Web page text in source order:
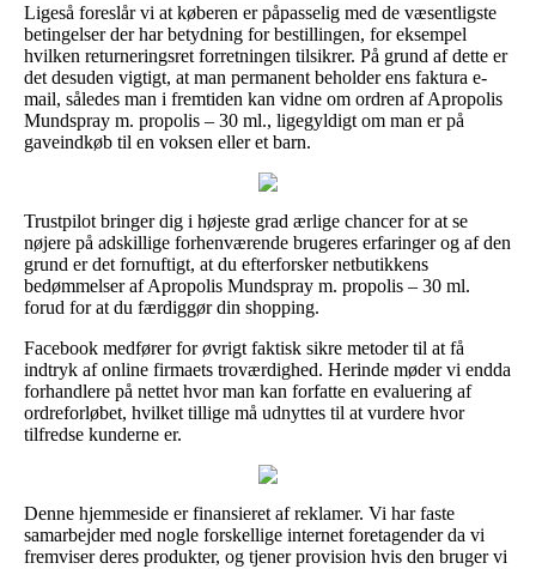
Ligeså foreslår vi at køberen er påpasselig med de væsentligste
betingelser der har betydning for bestillingen, for eksempel
hvilken returneringsret forretningen tilsikrer. På grund af dette er
det desuden vigtigt, at man permanent beholder ens faktura e-
mail, således man i fremtiden kan vidne om ordren af Apropolis
Mundspray m. propolis – 30 ml., ligegyldigt om man er på
gaveindkøb til en voksen eller et barn.
Trustpilot bringer dig i højeste grad ærlige chancer for at se
nøjere på adskillige forhenværende brugeres erfaringer og af den
grund er det fornuftigt, at du efterforsker netbutikkens
bedømmelser af Apropolis Mundspray m. propolis – 30 ml.
forud for at du færdiggør din shopping.
Facebook medfører for øvrigt faktisk sikre metoder til at få
indtryk af online firmaets troværdighed. Herinde møder vi endda
forhandlere på nettet hvor man kan forfatte en evaluering af
ordreforløbet, hvilket tillige må udnyttes til at vurdere hvor
tilfredse kunderne er.
Denne hjemmeside er finansieret af reklamer. Vi har faste
samarbejder med nogle forskellige internet foretagender da vi
fremviser deres produkter, og tjener provision hvis den bruger vi